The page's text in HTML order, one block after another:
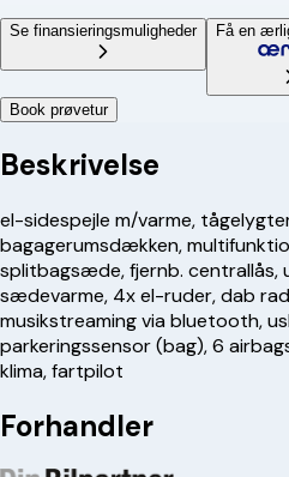
Se finansieringsmuligheder Få en
Book prøvetur
Beskrivelse
el-sidespejle m/varme,
bagagerumsdækken,
splitbagsæde, fjernb. centrallås,
sædevarme, 4x el-ruder, dab
musikstreaming via bluetooth,
parkeringssensor (bag), 6
klima, fartpilot
Forhandler